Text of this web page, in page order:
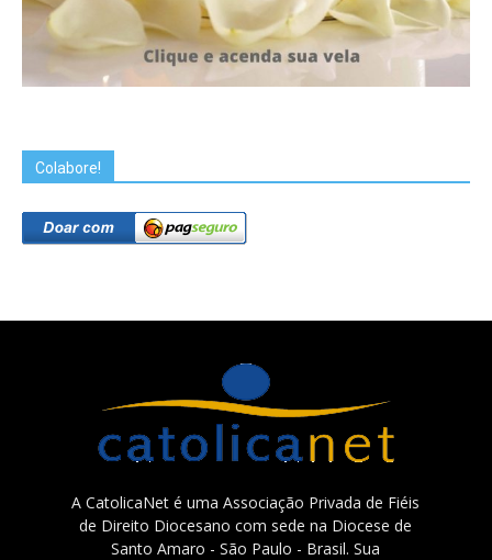
Colabore!
A CatolicaNet é uma Associação Privada de Fiéis
de Direito Diocesano com sede na Diocese de
Santo Amaro - São Paulo - Brasil. Sua